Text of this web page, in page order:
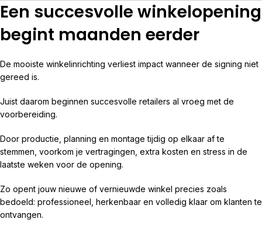
Een succesvolle winkelopening
begint maanden eerder
De mooiste winkelinrichting verliest impact wanneer de signing niet
gereed is.
Juist daarom beginnen succesvolle retailers al vroeg met de
voorbereiding.
Door productie, planning en montage tijdig op elkaar af te
stemmen, voorkom je vertragingen, extra kosten en stress in de
laatste weken voor de opening.
Zo opent jouw nieuwe of vernieuwde winkel precies zoals
bedoeld: professioneel, herkenbaar en volledig klaar om klanten te
ontvangen.